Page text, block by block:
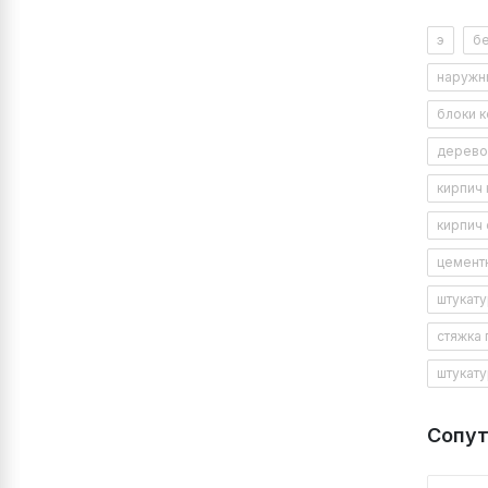
ТУ
Срок
э
блоки
дерево
кирпич
стяжка